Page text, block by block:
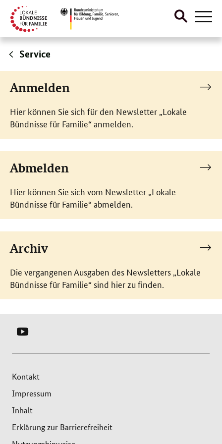
Direktlink:
Suche
Service
Newsletter
Anmelden
Hier können Sie sich für den Newsletter „Lokale
Bündnisse für Familie“ anmelden.
Abmelden
Hier können Sie sich vom Newsletter „Lokale
Bündnisse für Familie“ abmelden.
Archiv
Die vergangenen Ausgaben des Newsletters „Lokale
Bündnisse für Familie“ sind hier zu finden.
YOUTUBE
LOKALE
FAMILIE
Kontakt
Impressum
Inhalt
Erklärung zur Barrierefreiheit